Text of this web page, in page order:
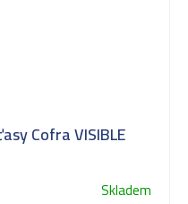
Cofra VISIBLE
Skladem